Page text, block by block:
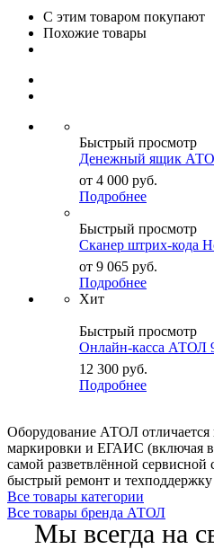
С этим товаром покупают
Похожие товары
Быстрый просмотр
Денежный ящик
от 4 000 руб.
Подробнее
Быстрый просмотр
Сканер штрих-кода
от 9 065 руб.
Подробнее
Хит
Быстрый просмотр
Онлайн-касса АТОЛ
12 300 руб.
Подробнее
Оборудование АТОЛ
маркировки и ЕГАИС (включая
самой разветвлённой сервисной
быстрый ремонт и техподдержку
Все товары категории
Все товары бренда АТОЛ
Мы всегда на